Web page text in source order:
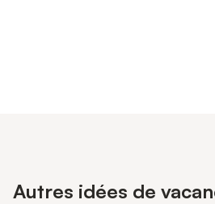
Autres idées de